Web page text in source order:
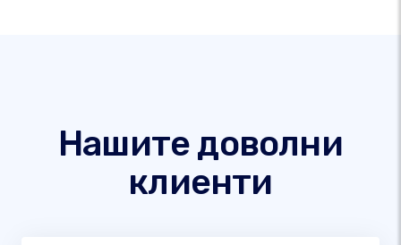
Нашите доволни
клиенти